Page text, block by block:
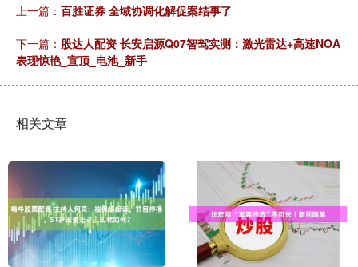
上一篇： 百胜证券 全域协调化解促案结事了
下一篇： 股达人配资 长安启源Q07智驾实测：激光雷达+高速NOA
表现惊艳_宣顶_电池_新手
相关文章